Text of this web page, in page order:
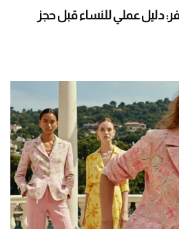
دليل عملي للنساء قبل حجز